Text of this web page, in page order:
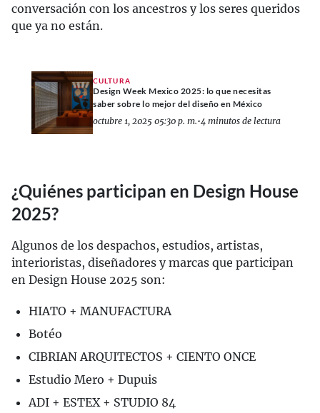
conversación con los ancestros y los seres queridos
que ya no están.
CULTURA
Design Week Mexico 2025: lo que necesitas
saber sobre lo mejor del diseño en México
octubre 1, 2025 05:30 p. m.•4 minutos de lectura
¿Quiénes participan en Design House
2025?
Algunos de los despachos, estudios, artistas,
interioristas, diseñadores y marcas que participan
en Design House 2025 son:
HIATO + MANUFACTURA
Botéo
CIBRIAN ARQUITECTOS + CIENTO ONCE
Estudio Mero + Dupuis
ADI + ESTEX + STUDIO 84